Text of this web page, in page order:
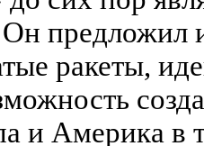
предложил
ракеты,
и Америка в